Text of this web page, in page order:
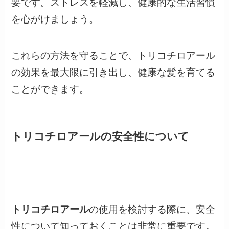
要です。ストレスを軽減し、健康的な生活習慣
を心がけましょう。
これらの方法を守ることで、トリコチロアール
の効果を最大限に引き出し、健康な髪を育てる
ことができます。
トリコチロアールの安全性について
トリコチロアールの使用を検討する際に、安全
性について知っておくことは非常に重要です。